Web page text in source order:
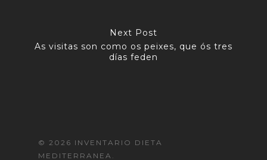
Next Post
As visitas son como os peixes, que ós tres
días feden
© 2026 INVENTARIO DIETA
MEDITERRANEA.